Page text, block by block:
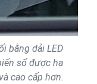
bằng dải LED
số được hạ
cao cấp hơn.